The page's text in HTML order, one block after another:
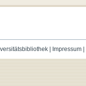
| Impressum|